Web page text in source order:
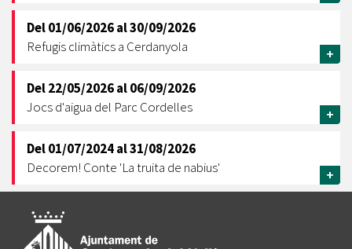
Del01/06/2026al30/09/2026
Refugis climàtics a Cerdanyola
+
Del22/05/2026al06/09/2026
Jocs d'aigua del Parc Cordelles
+
Del01/07/2024al31/08/2026
Decorem! Conte 'La truita de nabius'
+